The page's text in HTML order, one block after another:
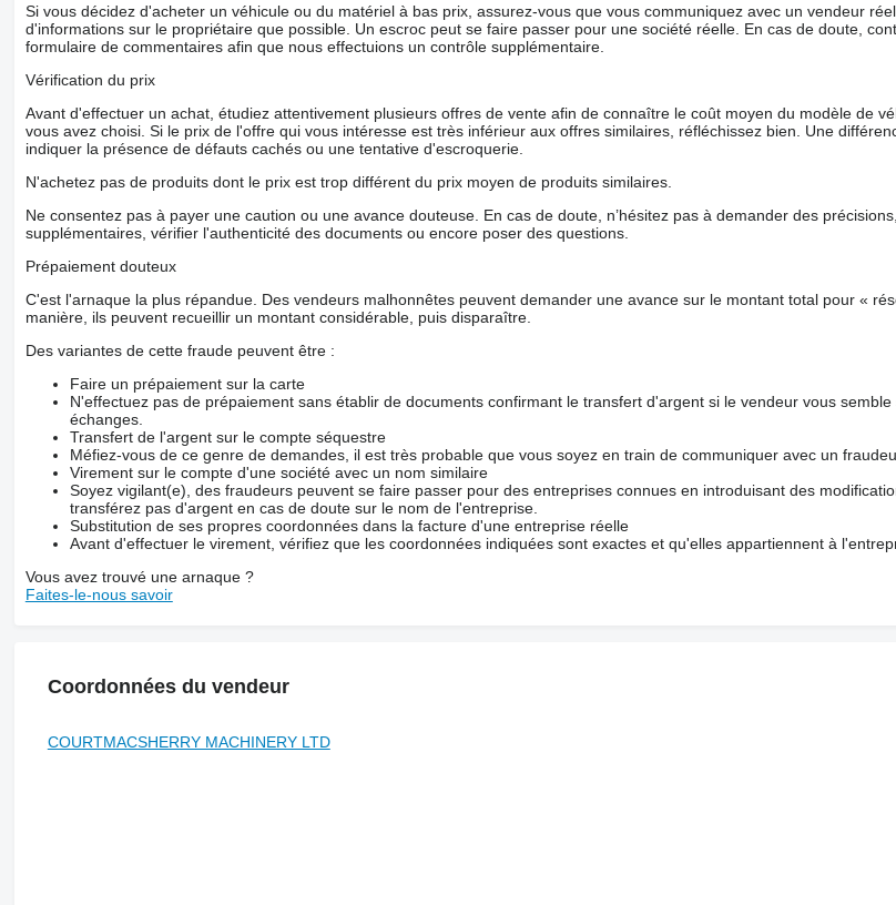
Si vous décidez d'acheter un véhicule ou du matériel à bas prix, assurez-vous que vous communiquez avec un vendeur
d'informations sur le propriétaire que possible. Un escroc peut se faire passer pour une société réelle. En cas de doute,
formulaire de commentaires afin que nous effectuions un contrôle supplémentaire.
Vérification du prix
Avant d'effectuer un achat, étudiez attentivement plusieurs offres de vente afin de connaître le coût moyen du modèle de
vous avez choisi. Si le prix de l'offre qui vous intéresse est très inférieur aux offres similaires, réfléchissez bien. Une
indiquer la présence de défauts cachés ou une tentative d'escroquerie.
N'achetez pas de produits dont le prix est trop différent du prix moyen de produits similaires.
Ne consentez pas à payer une caution ou une avance douteuse. En cas de doute, n’hésitez pas à demander des
supplémentaires, vérifier l'authenticité des documents ou encore poser des questions.
Prépaiement douteux
C'est l'arnaque la plus répandue. Des vendeurs malhonnêtes peuvent demander une avance sur le montant total pour «
manière, ils peuvent recueillir un montant considérable, puis disparaître.
Des variantes de cette fraude peuvent être :
Faire un prépaiement sur la carte
N'effectuez pas de prépaiement sans établir de documents confirmant le transfert d'argent si le vendeur vous
échanges.
Transfert de l'argent sur le compte séquestre
Méfiez-vous de ce genre de demandes, il est très probable que vous soyez en train de communiquer avec un
Virement sur le compte d'une société avec un nom similaire
Soyez vigilant(e), des fraudeurs peuvent se faire passer pour des entreprises connues en introduisant des
transférez pas d'argent en cas de doute sur le nom de l'entreprise.
Substitution de ses propres coordonnées dans la facture d'une entreprise réelle
Avant d'effectuer le virement, vérifiez que les coordonnées indiquées sont exactes et qu'elles appartiennent à
Vous avez trouvé une arnaque ?
Faites-le-nous savoir
Coordonnées du vendeur
COURTMACSHERRY MACHINERY LTD